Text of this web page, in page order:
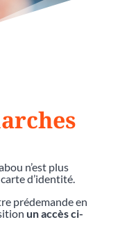
n’est plus
d’identité.
prédemande en
un accès ci-